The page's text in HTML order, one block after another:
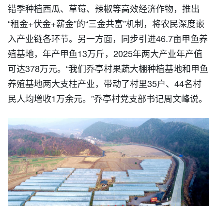
错季种植西瓜、草莓、辣椒等高效经济作物，推出
“租金+伏金+薪金”的“三金共富”机制，将农民深度嵌
入产业链各环节。另一方面，同步引进46.7亩甲鱼养
殖基地，年产甲鱼13万斤，2025年两大产业年产值
可达378万元。“我们乔亭村果蔬大棚种植基地和甲鱼
养殖基地两大支柱产业，带动了村里35户、44名村
民人均增收1万余元。”乔亭村党支部书记周文峰说。